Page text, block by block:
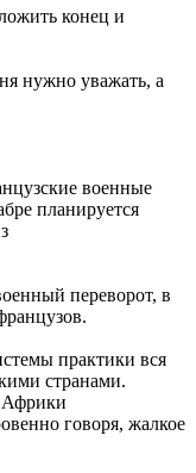
конец и
нужно уважать, а
военные
планируется
переворот, в
практики вся
странами.
Африки
говоря, жалкое